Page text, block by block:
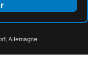
Allemagne